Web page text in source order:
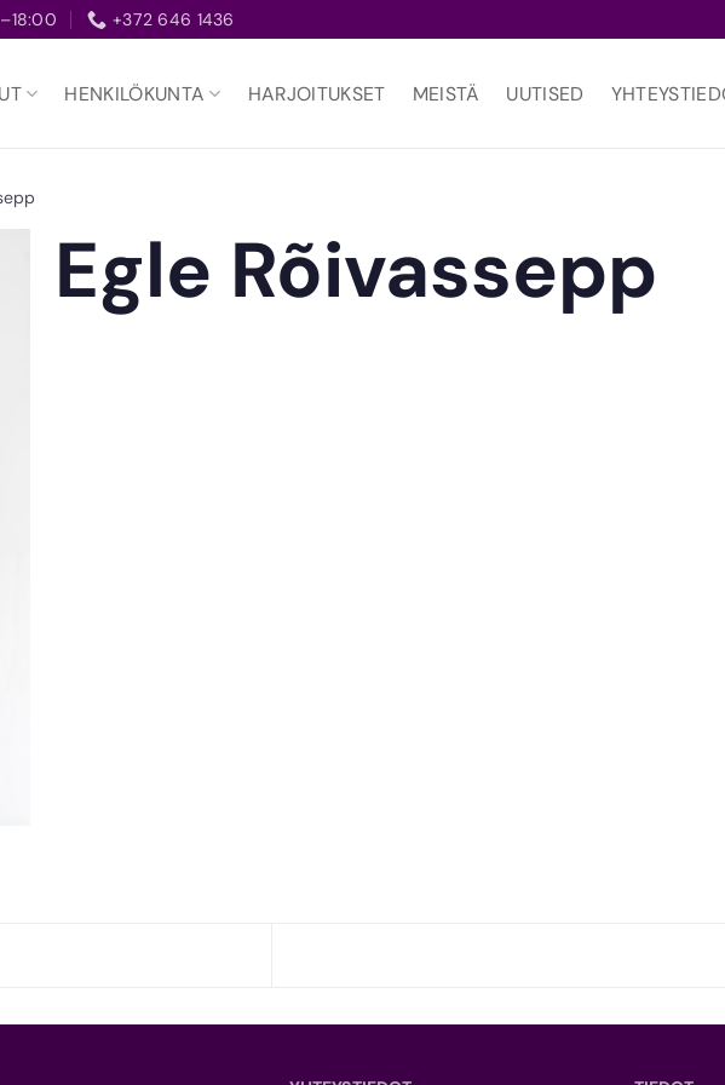
+372 646 1436
HENKILÖKUNTA HARJOITUKSET MEISTÄ UUTISED
Egle Rõivassepp